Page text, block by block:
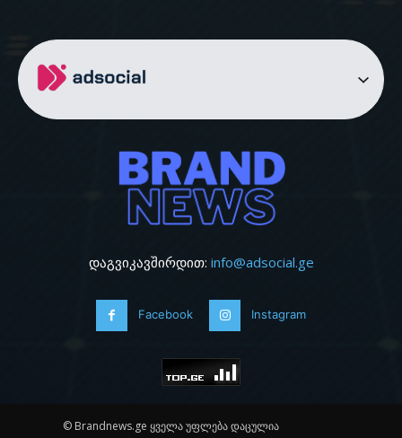
დაგვიკავშირდით: info@adsocial.ge
Facebook Instagram
© Brandnews.ge ყველა უფლება დაცულია